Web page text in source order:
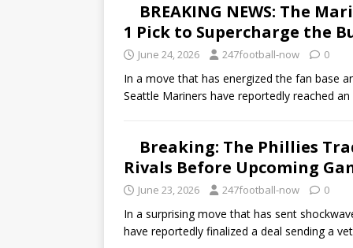
BREAKING NEWS: The
1 Pick to Supercharge the
June 24, 2026 247football-now 0
In a move that has energized the fan base
Seattle Mariners have reportedly reached
Breaking: The Phillies
Rivals Before Upcoming
June 23, 2026 247football-now 0
In a surprising move that has sent
have reportedly finalized a deal sending a